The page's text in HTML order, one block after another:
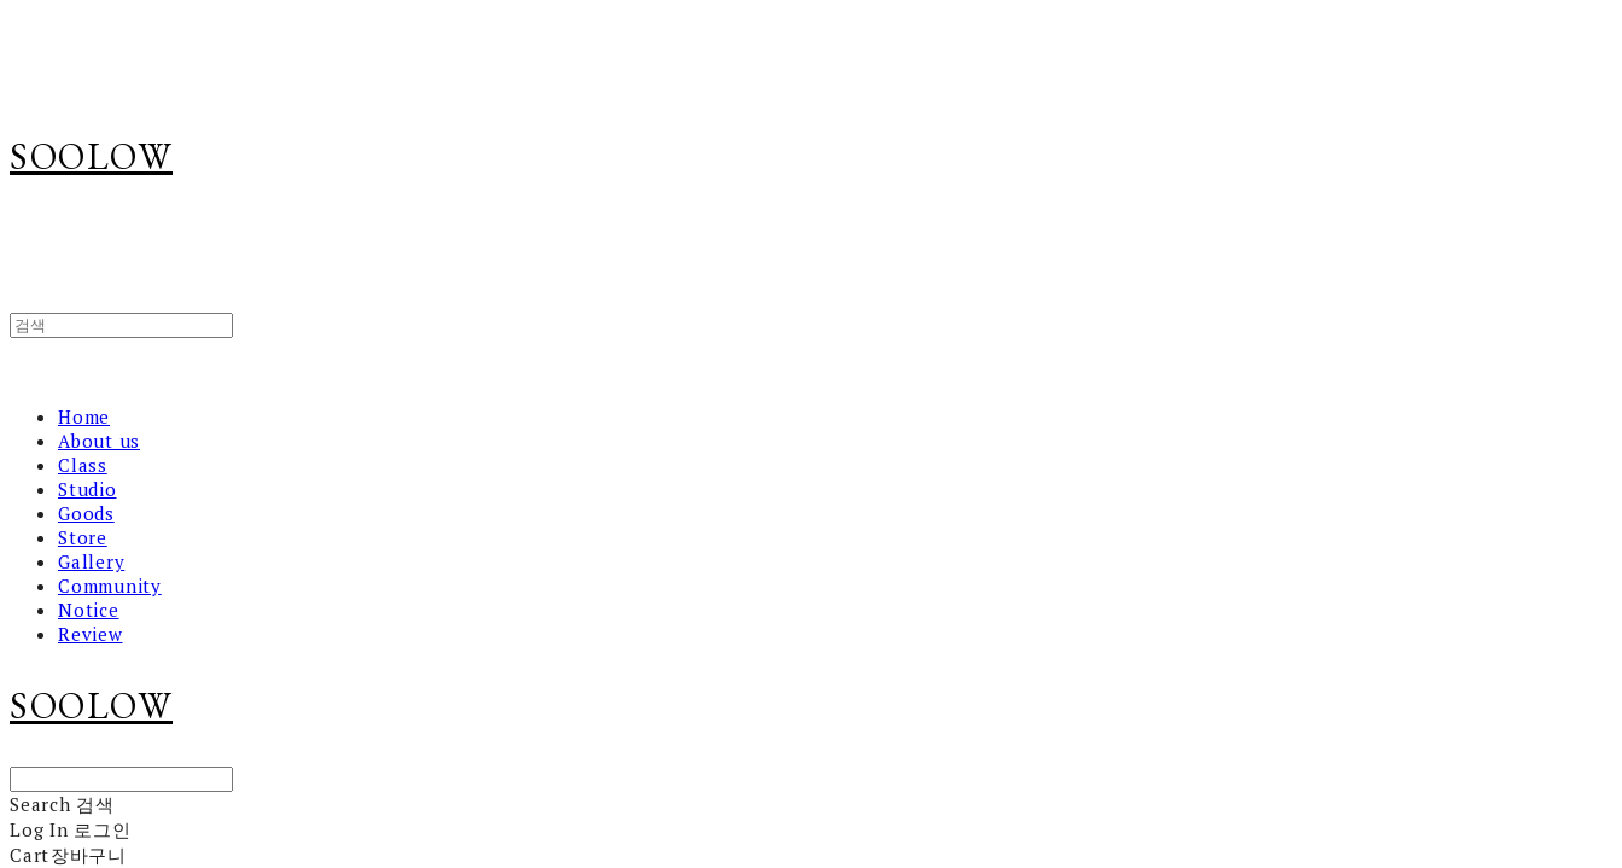
SOOLOW
Home
About us
Class
Studio
Goods
Store
Gallery
Community
Notice
Review
SOOLOW
Search 검색
Log In 로그인
Cart장바구니